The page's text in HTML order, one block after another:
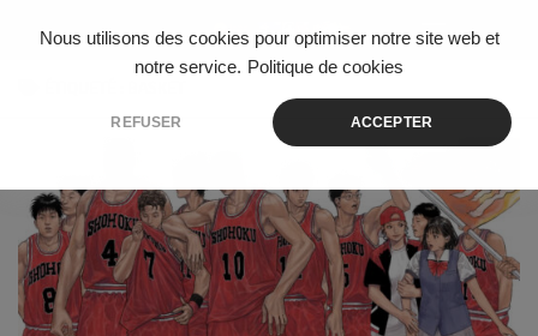
Nous utilisons des cookies pour optimiser notre site web et
notre service. Politique de cookies
REFUSER ACCEPTER
Skip to content